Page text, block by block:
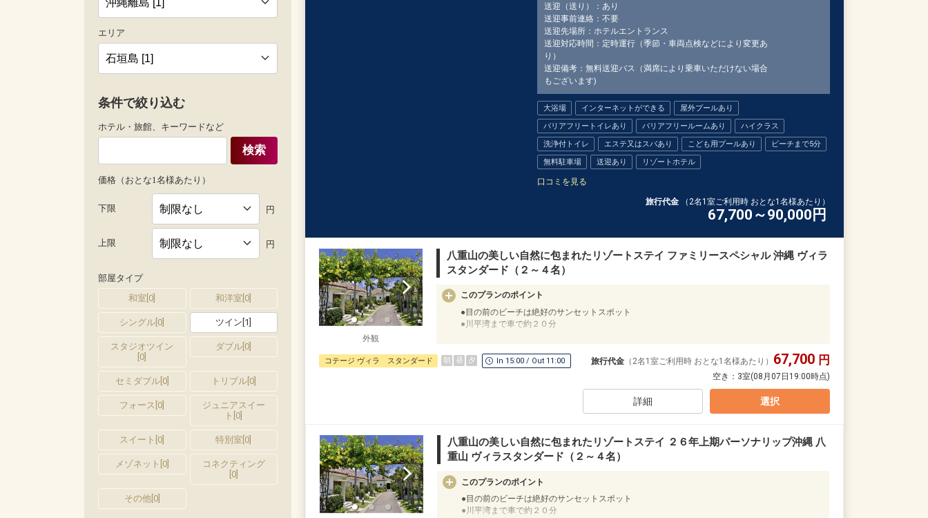
エリア
条件で絞り込む
ホテル・旅館、キーワードなど
検索
価格（おとな1名様あたり）
下限 円
上限 円
部屋タイプ
和室 0 和洋室 0
シングル 0 ツイン 1
スタジオツイン
0
ダブル 0
セミダブル[ 0] トリプル[ 0]
フォース 0
ジュニアスイー
ト 0
スイート 0 特別室 0
メゾネット 0]
コネクティング
0]
その他[ 0]
送迎（送り）：あり
送迎事前連絡：不要
送迎先場所：ホテルエントランス
送迎対応時間：定時運行（季節・車両点検などにより変更あ
り）
送迎備考：無料送迎バス（満席により乗車いただけない場合
もございます)
大浴場 インターネットができる
屋外プールあり
バリアフリートイレあり
バリアフリールームあり
ハイクラス
洗浄付トイレ
エステ又はスパあり こども用プールあり
ビーチまで5分
無料駐車場
送迎あり リゾートホテル
口コミを見る
旅行代金 （2名1室ご利用時 おとな1名様あたり）
67,700～90,000 円
外観
八重山の美しい自然に包まれたリゾートステイ ファミリースペシャル 沖縄 ヴィラ
スタンダード（２～４名）
このプランのポイント
●目の前のビーチは絶好のサンセットスポット
●川平湾まで車で約２０分
★フサキビーチ
リゾートホテルで随一の美しい天然ビーチ。エメラルドグリーンの海には色とりどりの熱帯魚
※マリンメニュー：冬季は前日までのご予約
※営業時間や内容は予告なく変更となる場合があります。
スプラッシュパーク（キッズ向け水遊びエリア）のご案内
★スプラッシュパーク
石垣島最大級のウォータースライダーや、キッズの好奇心をくすぐる仕掛け満載の水遊びエリ
コテージ ヴィラ スタンダード 朝 昼 夕 In 15:00 / Out 11:00 旅行代金 （2名1室ご利用時 おとな1名様あたり） 67,700 円
空き： 3室(08月07日19:00時点)
詳細 選択
八重山の美しい自然に包まれたリゾートステイ ２６年上期パーソナリップ沖縄 八
重山 ヴィラスタンダード（２～４名）
このプランのポイント
●目の前のビーチは絶好のサンセットスポット
●川平湾まで車で約２０分